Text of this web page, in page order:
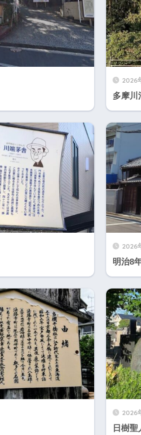
2026
多摩川
2026
明治8
2026
日樹